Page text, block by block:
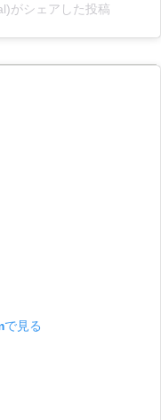
がシェアした投稿
見る